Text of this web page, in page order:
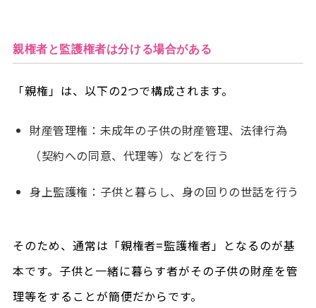
親権者と監護権者は分ける場合がある
「親権」は、以下の2つで構成されます。
財産管理権：未成年の子供の財産管理、法律行為
（契約への同意、代理等）などを行う
身上監護権：子供と暮らし、身の回りの世話を行う
そのため、通常は「親権者=監護権者」となるのが基
本です。子供と一緒に暮らす者がその子供の財産を管
理等をすることが簡便だからです。